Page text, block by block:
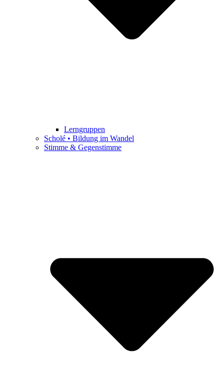
Lerngruppen
Scholé • Bildung im Wandel
Stimme & Gegenstimme